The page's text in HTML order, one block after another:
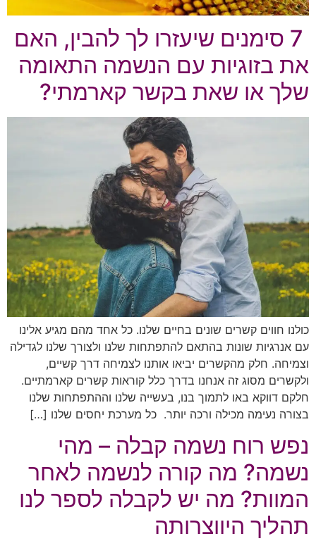
7 סימנים שיעזרו לך להבין, האם
את בזוגיות עם הנשמה התאומה
שלך או שאת בקשר קארמתי?
כולנו חווים קשרים שונים בחיים שלנו. כל אחד מהם מגיע אלינו
עם אנרגיות שונות בהתאם להתפתחות שלנו ולצורך שלנו לגדילה
וצמיחה. חלק מהקשרים יביאו אותנו לצמיחה דרך קשיים,
ולקשרים מסוג זה אנחנו בדרך כלל קוראות קשרים קארמתיים.
חלקם דווקא באו לתמוך בנו, בעשייה שלנו וההתפתחות שלנו
בצורה נעימה מכילה ורכה יותר. כל מערכת יחסים שלנו […]
נפש רוח נשמה קבלה – מהי
נשמה? מה קורה לנשמה לאחר
המוות? מה יש לקבלה לספר לנו
תהליך היווצרותה